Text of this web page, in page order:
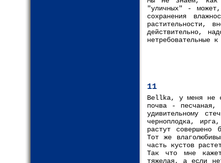
"уличных" - может,
сохранения
растительности,
действительно,
нетребовательные
11
Bellka, у меня не
почва - песчаная,
удивительному
черноплодка,
растут совершено
Тот же
часть кустов
Так что мне
тяжелая, а если